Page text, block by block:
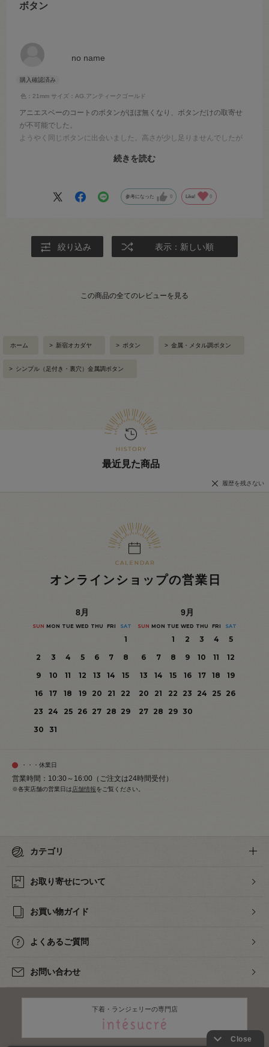
no name
色：21mm サイズ：AG.アンティークゴールド
ボタン
アニエスベーのコートのボタンがほぼ無くなり、ボタンだけの取寄せ
が不可能でした。
ようやく同じボタンに出会いました。高さが少し足りませんでしたが
続きを読む
参考になった 0 Like! 0
絞り込み 表示：新しい順
この商品の全てのレビューを見る
ホーム > 新宿オカダヤ > ボタン > 金属・メタル調ボタン
> シンプル（足付き・裏穴）金属調ボタン
最近見た商品
履歴を残さない
オンラインショップの営業日
8月
SUN MON TUE WED THU FRI SAT
1
2
3 4 5 6 7
8
9
10 11 12 13 14
15
16
17 18 19 20 21
22
23
24 25 26 27 28 29
30
31
9月
SUN MON TUE WED THU FRI SAT
1 2 3 4
5
6
7 8 9 10 11
12
13
14 15 16 17 18
19
20
21 22 23 24 25
26
27 28 29 30
・・・休業日
営業時間：10:30～16:00（ご注文は24時間受付）
※各実店舗の営業日は 店舗情報をご覧ください。
カテゴリ
お取り寄せについて
お買い物ガイド
よくあるご質問
お問い合わせ
下着・ランジェリーの専門店